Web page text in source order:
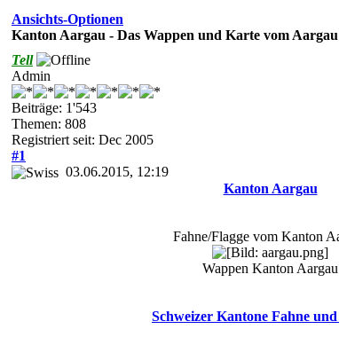
Ansichts-Optionen
Kanton Aargau - Das Wappen und Karte vom
Tell
Admin
Beiträge: 1'543
Themen: 808
Registriert seit: Dec 2005
#1
03.06.2015, 12:19
Kanton Aargau
Fahne/Flagge vom Kanton
Wappen Kanton Aargau
Schweizer Kantone Fahne und